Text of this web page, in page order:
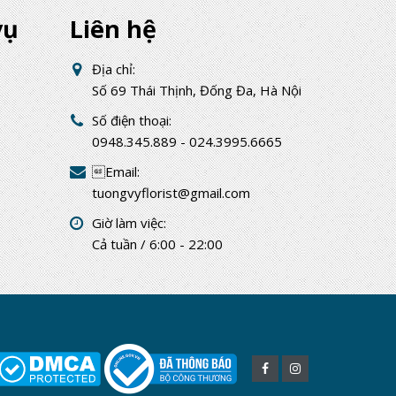
Liên hệ
Địa chỉ:
Số 69 Thái Thịnh, Đống Đa, Hà Nội
Số điện thoại:
0948.345.889 - 024.3995.6665
Email:
tuongvyflorist@gmail.com
Giờ làm việc:
Cả tuần / 6:00 - 22:00